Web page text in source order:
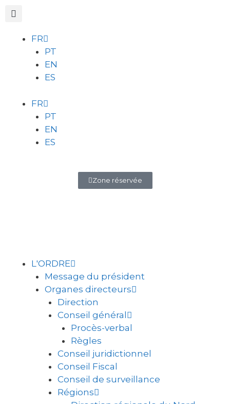
FR
PT
EN
ES
FR
PT
EN
ES
Zone réservée
L'ORDRE
Message du président
Organes directeurs
Direction
Conseil général
Procès-verbal
Règles
Conseil juridictionnel
Conseil Fiscal
Conseil de surveillance
Régions